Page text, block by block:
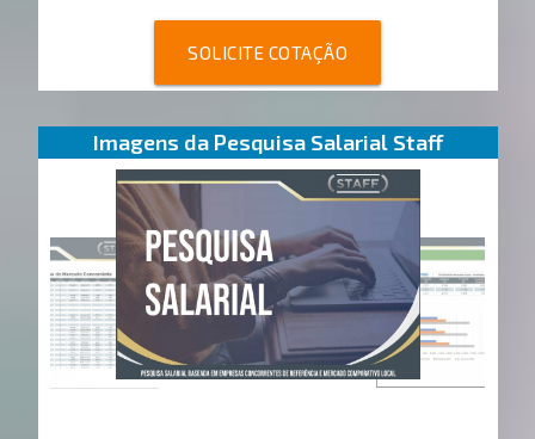
SOLICITE COTAÇÃO
Imagens da Pesquisa Salarial Staff